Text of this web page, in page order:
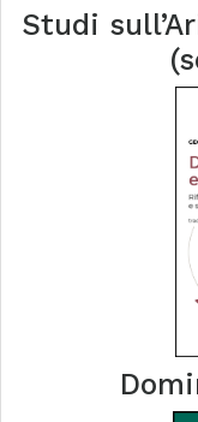
Studi